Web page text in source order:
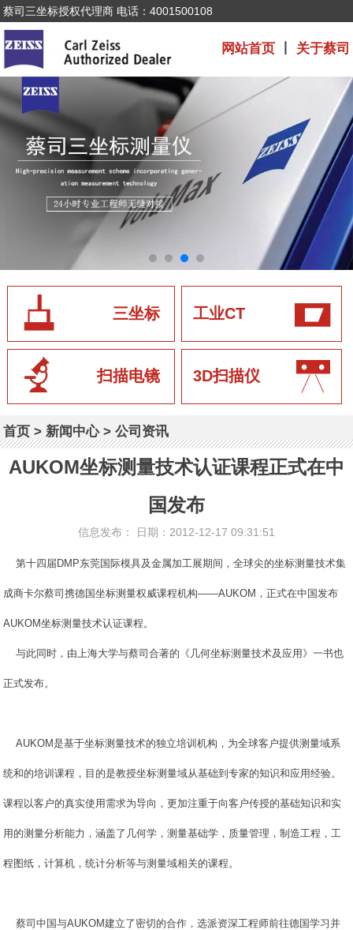
蔡司三坐标授权代理商 电话：4001500108
网站首页丨 关于蔡司
三坐标 工业CT
扫描电镜 3D扫描仪
首页 > 新闻中心>公司资讯
AUKOM坐标测量技术认证课程正式在中
国发布
信息发布： 日期：2012-12-17 09:31:51
第十四届DMP东莞国际模具及金属加工展期间，全球尖的坐标测量技术集
成商卡尔蔡司携德国坐标测量权威课程机构——AUKOM，正式在中国发布
AUKOM坐标测量技术认证课程。
与此同时，由上海大学与蔡司合著的《几何坐标测量技术及应用》一书也
正式发布。
AUKOM是基于坐标测量技术的独立培训机构，为全球客户提供测量域系
统和的培训课程，目的是教授坐标测量域从基础到专家的知识和应用经验。
课程以客户的真实使用需求为导向，更加注重于向客户传授的基础知识和实
用的测量分析能力，涵盖了几何学，测量基础学，质量管理，制造工程，工
程图纸，计算机，统计分析等与测量域相关的课程。
蔡司中国与AUKOM建立了密切的合作，选派资深工程师前往德国学习并